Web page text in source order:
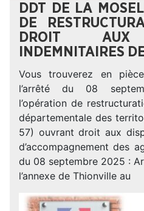
DDT DE LA
DE
DROIT AUX
INDEMNITAIRES
Vous trouverez en
l’arrêté du 08
l’opération de
départementale des
57) ouvrant droit aux
d’accompagnement des
du 08 septembre 2025 :
l’annexe de Thionville au